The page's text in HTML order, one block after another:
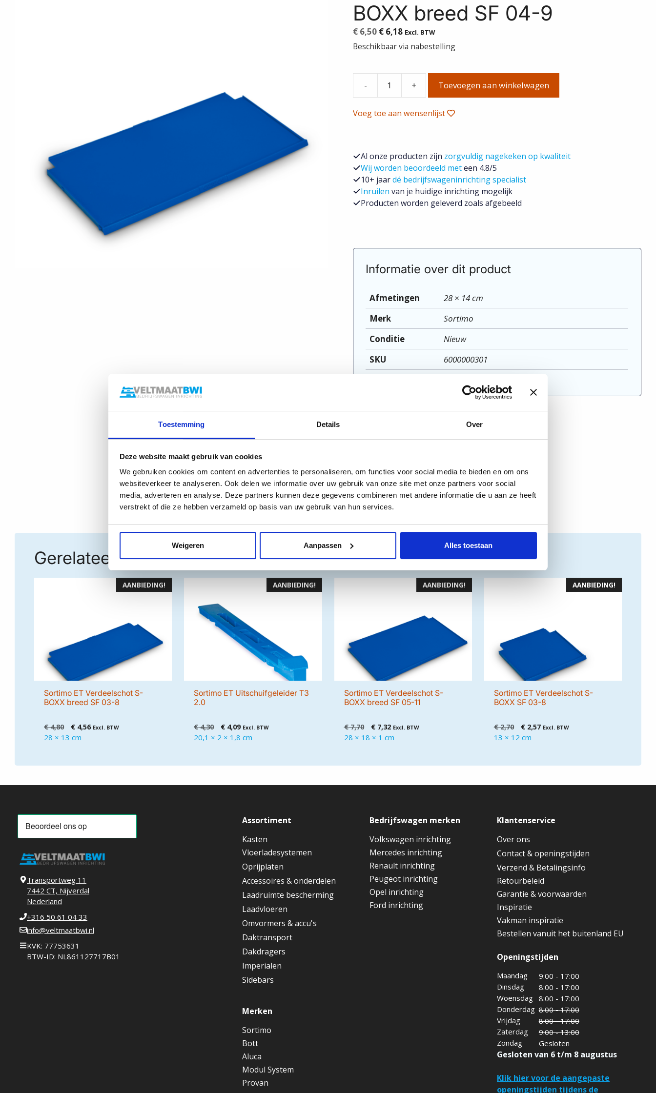
Toestemming Details Over
Deze website maakt gebruik van cookies
We gebruiken cookies om content en advertenties te personaliseren, om functies voor social media te bieden en om ons
websiteverkeer te analyseren. Ook delen we informatie over uw gebruik van onze site met onze partners voor social
media, adverteren en analyse. Deze partners kunnen deze gegevens combineren met andere informatie die u aan ze heeft
verstrekt of die ze hebben verzameld op basis van uw gebruik van hun services.
Weigeren Aanpassen Alles toestaan
BOXX breed SF 04-9
€6,50 Oorspronkelijke
prijs
€ 6,18Huidige
prijs
Excl. BTW
Beschikbaar via nabestelling
-
Sortimo
Verdeelschot
breed
SF
04-
9
aantal
+ Toevoegen aan winkelwagen
Voeg toe aan wensenlijst
Al onze producten zijn zorgvuldig nagekeken op kwaliteit
Wij worden beoordeeld meteen 4.8/5
10+ jaardé bedrijfswageninrichting specialist
Inruilen van je huidige inrichting mogelijk
Producten worden geleverd zoals afgebeeld
Informatie over dit product
Afmetingen
28 × 14 cm
Merk
Sortimo
Conditie
Nieuw
SKU
6000000301
Gerelateerde producten
AANBIEDING!
Sortimo ET Verdeelschot S-
BOXX breed SF 03-8
€4,80
Oorspronkelijke
prijs
€ 4,56Huidige
Excl. BTW
28 × 13 cm
AANBIEDING!
Sortimo ET Uitschuifgeleider T3
2.0
€4,30
Oorspronkelijke
prijs
€ 4,09Huidige
prijs
Excl. BTW
20,1 × 2 × 1,8 cm
AANBIEDING!
Sortimo ET Verdeelschot S-
BOXX breed SF 05-11
€7,70
Oorspronkelijke
prijs
€7,32Huidige
prijs
Excl. BTW
28 × 18 × 1 cm
AANBIEDING!
Sortimo ET Verdeelschot S-
BOXX SF 03-8
€2,70
Oorspronkelijke
prijs
€2,57Huidige
Excl. BTW
13 × 12 cm
Transportweg 11
7442 CT, Nijverdal
Nederland
+316 50 61 04 33
info@veltmaatbwi.nl
KVK: 77753631
BTW-ID: NL861127717B01
Assortiment
Kasten
Vloerladesystemen
Oprijplaten
Accessoires & onderdelen
Laadruimte bescherming
Laadvloeren
Omvormers & accu's
Daktransport
Dakdragers
Imperialen
Sidebars
Merken
Sortimo
Bott
Aluca
Modul System
Provan
Bedrijfswagen merken
Volkswagen inrichting
Mercedes inrichting
Renault inrichting
Peugeot inrichting
Opel inrichting
Ford inrichting
Klantenservice
Over ons
Contact & openingstijden
Verzend & Betalingsinfo
Retourbeleid
Garantie & voorwaarden
Inspiratie
Vakman inspiratie
Bestellen vanuit het buitenland EU
Openingstijden
Maandag
9:00 - 17:00
Dinsdag
8:00 - 17:00
Woensdag
8:00 - 17:00
Donderdag 8:00 - 17:00
Vrijdag
8:00 - 17:00
Zaterdag
9:00 - 13:00
Zondag
Gesloten
Gesloten van 6 t/m 8 augustus
Klik hier voor de aangepaste
openingstijden tijdens de